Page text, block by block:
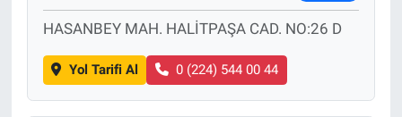
HASANBEY MAH. HALİTPAŞA CAD. NO:26 D
Yol Tarifi Al 0 (224) 544 00 44